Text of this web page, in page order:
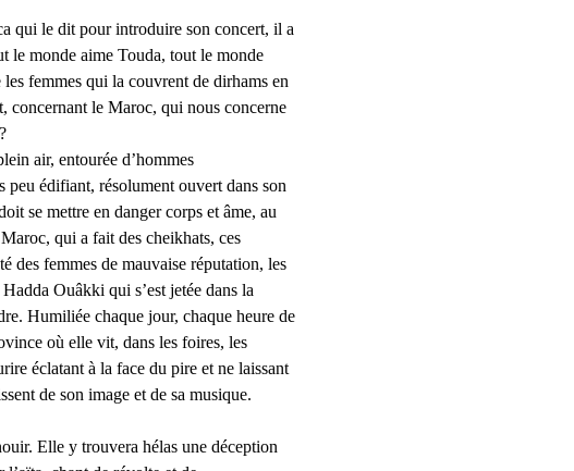
qui le dit pour introduire son concert, il a
le monde aime Touda, tout le monde
femmes qui la couvrent de dirhams en
concernant le Maroc, qui nous concerne
air, entourée d’hommes
édifiant, résolument ouvert dans son
se mettre en danger corps et âme, au
qui a fait des cheikhats, ces
des femmes de mauvaise réputation, les
Ouâkki qui s’est jetée dans la
Humiliée chaque jour, chaque heure de
où elle vit, dans les foires, les
éclatant à la face du pire et ne laissant
de son image et de sa musique.
Elle y trouvera hélas une déception